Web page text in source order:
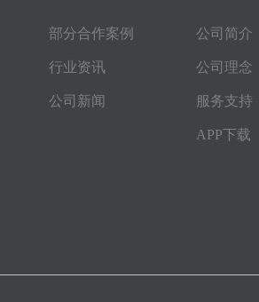
部分合作案例
行业资讯
公司新闻
公司简介
公司理念
服务支持
APP下载